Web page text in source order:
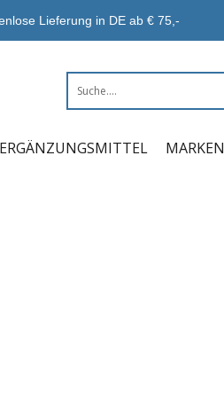
Lieferung in DE ab € 75,-
MARKEN